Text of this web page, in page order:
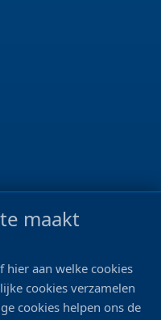
maakt
hier aan welke cookies
cookies verzamelen
cookies helpen ons de